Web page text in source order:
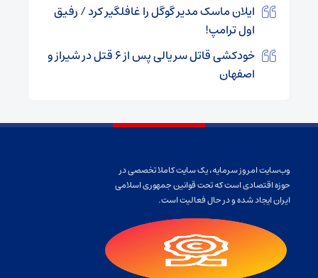
ایلان ماسک مدیر گوگل را غافلگیر کرد / رفیق
اول ترامپ!
خودکشی قاتل سریالی پس از ۶ قتل در شیراز و
اصفهان
وب‌سایت امروز سرمایه، یک سایت کاملا تخصصی در
حوزه اقتصادی است که تحت قوانین جمهوری اسلامی
ایران ایجاد شده و در حال فعالیت است.